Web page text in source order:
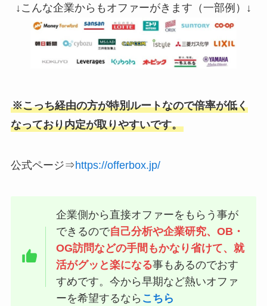
↓こんな企業からもオファーがきます（一部例）↓
※こっち経由の方が特別ルートなので倍率が低く
なっており内定が取りやすいです。
公式ページ⇒https://offerbox.jp/
企業側から直接オファーをもらう事が
できるので自己分析や企業研究、OB・
OG訪問などの手間もかなり省けて、就
活がグッと楽になる事もあるのでおす
すめです。今から早期など熱いオファ
ーを希望するなら こちら